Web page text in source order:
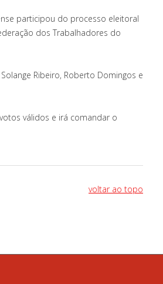
participou do processo eleitoral
dos Trabalhadores do
Ribeiro, Roberto Domingos e
válidos e irá comandar o
voltar ao topo